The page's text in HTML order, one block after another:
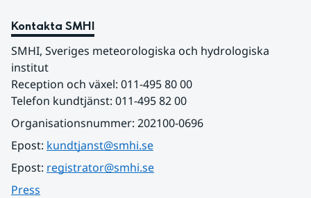
Kontakta SMHI
SMHI, Sveriges meteorologiska och hydrologiska
institut
Reception och växel: 011-495 80 00
Telefon kundtjänst: 011-495 82 00
Organisationsnummer: 202100-0696
Epost: kundtjanst@smhi.se
Epost: registrator@smhi.se
Press